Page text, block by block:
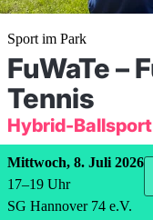
Sport im Park
FuWaTe –
Tennis
Hybrid-Ballsport
Mittwoch, 8. Juli 2026
17–19 Uhr
SG Hannover 74 e.V.